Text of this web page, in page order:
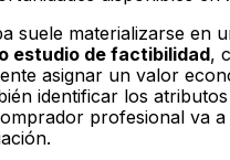
suele materializarse en
o estudio de factibilidad,
asignar un valor
identificar los
profesional va